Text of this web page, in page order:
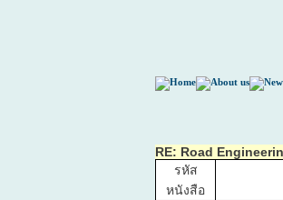
RE: Road
รหัส
หนังสือ